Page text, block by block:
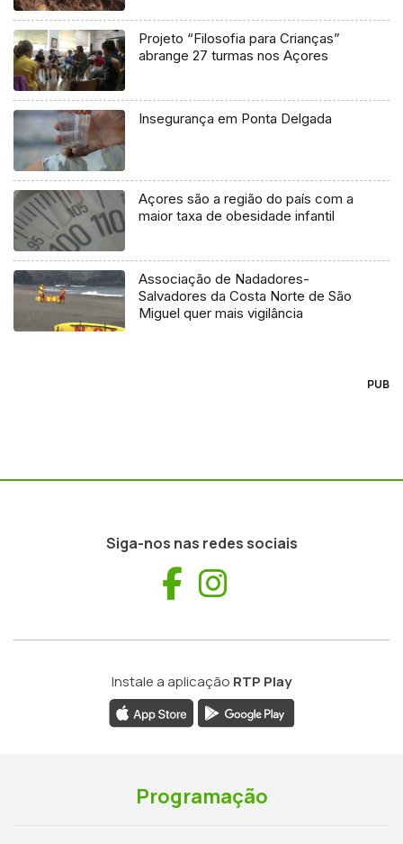
Projeto “Filosofia para Crianças”
abrange 27 turmas nos Açores
Insegurança em Ponta Delgada
Açores são a região do país com a
maior taxa de obesidade infantil
Associação de Nadadores-
Salvadores da Costa Norte de São
Miguel quer mais vigilância
PUB
Siga-nos nas redes sociais
Facebook
Instale a aplicação RTP Play
Programação